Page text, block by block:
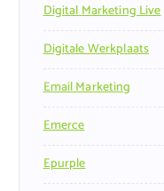
Digital Marketing Live
Digitale Werkplaats
Email Marketing
Emerce
Epurple